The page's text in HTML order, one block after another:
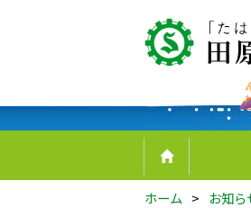
ホーム > お知ら